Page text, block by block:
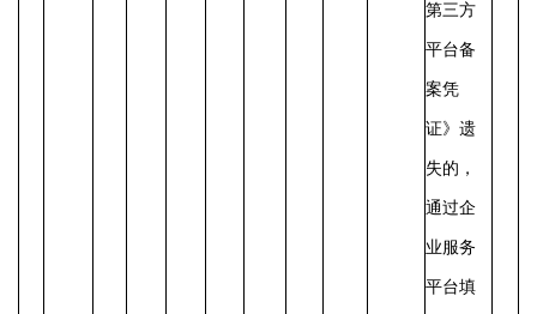
第三方
平台备
案凭
证》遗
失的，
通过企
业服务
平台填